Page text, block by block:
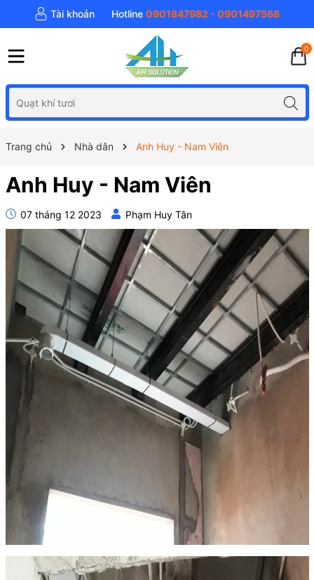
Tài khoản Hotline 0901847982 - 0901497568
0
Trang chủ Nhà dân Anh Huy - Nam Viên
Anh Huy - Nam Viên
07 tháng 12 2023 Phạm Huy Tân